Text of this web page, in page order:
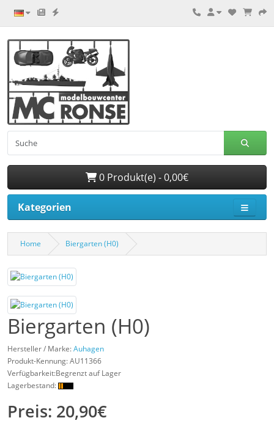
0 Produkt(e) - 0,00€
Kategorien
Home Biergarten (H0)
Biergarten (H0)
Hersteller / Marke:Auhagen
Produkt-Kennung:AU11366
Verfügbarkeit:Begrenzt auf Lager
Lagerbestand:
Preis: 20,90€